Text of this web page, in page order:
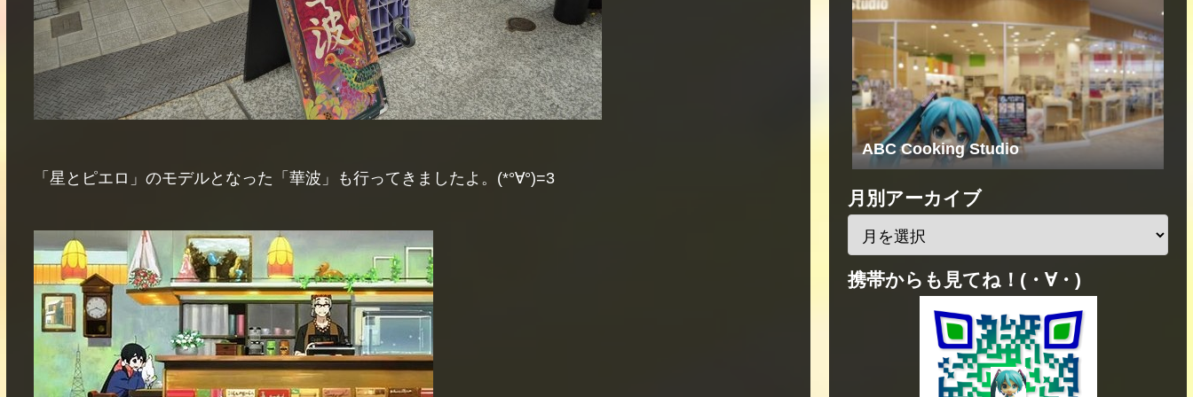
「星とピエロ」のモデルとなった「華波」も行ってきましたよ。(*°∀°)=3
ABC Cooking Studio
月別アーカイブ
携帯からも見てね！(・∀・)